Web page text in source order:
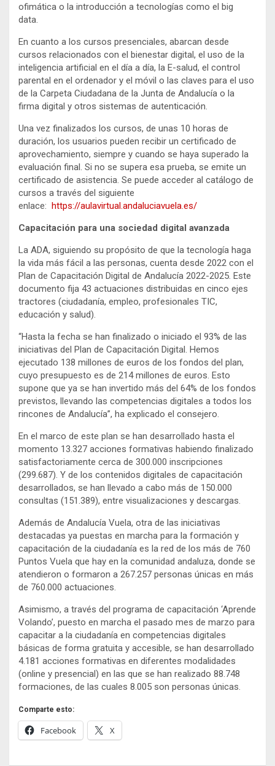
ofimática o la introducción a tecnologías como el big
data.
En cuanto a los cursos presenciales, abarcan desde
cursos relacionados con el bienestar digital, el uso de la
inteligencia artificial en el día a día, la E-salud, el control
parental en el ordenador y el móvil o las claves para el uso
de la Carpeta Ciudadana de la Junta de Andalucía o la
firma digital y otros sistemas de autenticación.
Una vez finalizados los cursos, de unas 10 horas de
duración, los usuarios pueden recibir un certificado de
aprovechamiento, siempre y cuando se haya superado la
evaluación final. Si no se supera esa prueba, se emite un
certificado de asistencia. Se puede acceder al catálogo de
cursos a través del siguiente
enlace: https://aulavirtual.andaluciavuela.es/
Capacitación para una sociedad digital avanzada
La ADA, siguiendo su propósito de que la tecnología haga
la vida más fácil a las personas, cuenta desde 2022 con el
Plan de Capacitación Digital de Andalucía 2022-2025. Este
documento fija 43 actuaciones distribuidas en cinco ejes
tractores (ciudadanía, empleo, profesionales TIC,
educación y salud).
“Hasta la fecha se han finalizado o iniciado el 93% de las
iniciativas del Plan de Capacitación Digital. Hemos
ejecutado 138 millones de euros de los fondos del plan,
cuyo presupuesto es de 214 millones de euros. Esto
supone que ya se han invertido más del 64% de los fondos
previstos, llevando las competencias digitales a todos los
rincones de Andalucía”, ha explicado el consejero.
En el marco de este plan se han desarrollado hasta el
momento 13.327 acciones formativas habiendo finalizado
satisfactoriamente cerca de 300.000 inscripciones
(299.687). Y de los contenidos digitales de capacitación
desarrollados, se han llevado a cabo más de 150.000
consultas (151.389), entre visualizaciones y descargas.
Además de Andalucía Vuela, otra de las iniciativas
destacadas ya puestas en marcha para la formación y
capacitación de la ciudadanía es la red de los más de 760
Puntos Vuela que hay en la comunidad andaluza, donde se
atendieron o formaron a 267.257 personas únicas en más
de 760.000 actuaciones.
Asimismo, a través del programa de capacitación ‘Aprende
Volando’, puesto en marcha el pasado mes de marzo para
capacitar a la ciudadanía en competencias digitales
básicas de forma gratuita y accesible, se han desarrollado
4.181 acciones formativas en diferentes modalidades
(online y presencial) en las que se han realizado 88.748
formaciones, de las cuales 8.005 son personas únicas.
Comparte esto:
Facebook X